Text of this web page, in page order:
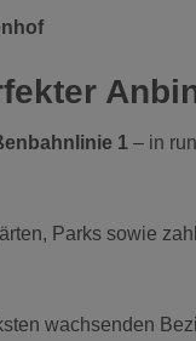
1 – in
Parks sowie
wachsenden